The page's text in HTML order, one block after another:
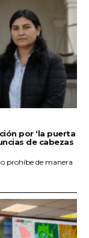
por ‘la puerta
de cabezas
prohíbe de manera